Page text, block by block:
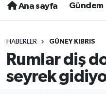
Ana sayfa Gündem
HABERLER GÜNEY KIBRIS
Rumlar diş
seyrek